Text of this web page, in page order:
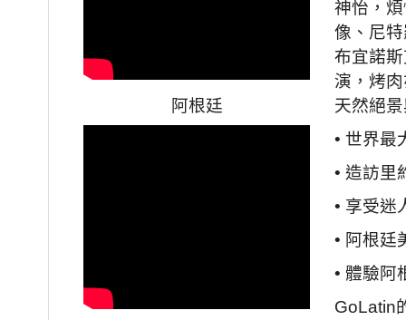
阿根廷
神怡，
像、尼
布宜諾
演，烤
天然絕
• 世界最
• 造訪里
• 享受迷
• 阿根廷
• 體驗阿
GoLatin